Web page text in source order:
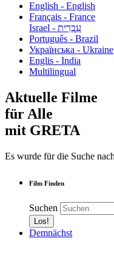
English - English
Français - France
עִבְרִית - Israel
Português - Brazil
Українська - Ukraine
Englis - India
Multilingual
Aktuelle Filme
für Alle
mit GRETA
Film Finden
Suchen
Demnächst